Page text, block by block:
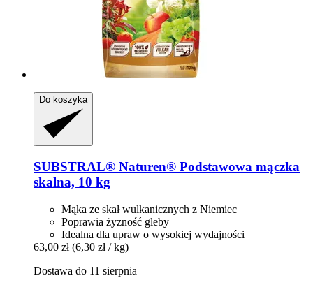
Do koszyka
SUBSTRAL® Naturen® Podstawowa mączka
skalna, 10 kg
Mąka ze skał wulkanicznych z Niemiec
Poprawia żyzność gleby
Idealna dla upraw o wysokiej wydajności
63,00 zł (6,30 zł / kg)
Dostawa do 11 sierpnia